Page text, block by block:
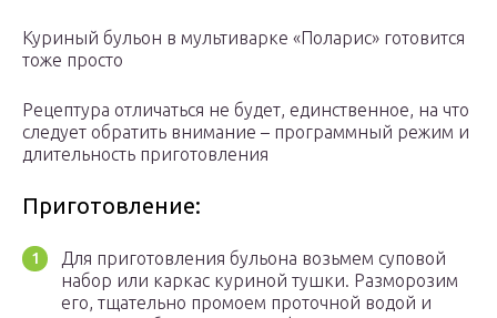
Куриный бульон в мультиварке «Поларис» готовится
тоже просто
Рецептура отличаться не будет, единственное, на что
следует обратить внимание – программный режим и
длительность приготовления
Приготовление:
Для приготовления бульона возьмем суповой
набор или каркас куриной тушки. Разморозим
его, тщательно промоем проточной водой и